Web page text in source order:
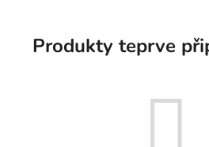
Produkty teprve